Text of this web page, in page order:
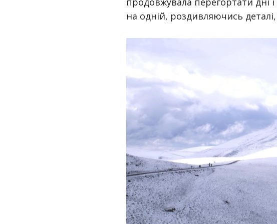
на одній, роздивляючись